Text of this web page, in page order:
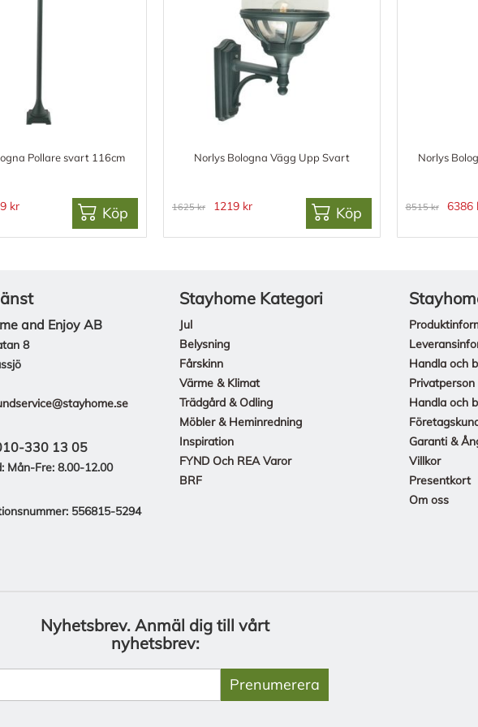
Pollare svart 116cm
kr Köp
Norlys Bologna Vägg Upp Svart
1625 kr 1219 kr Köp
Norlys
8515 kr 6386
and Enjoy AB
8
330 13 05
Mån-Fre: 8.00-12.00
556815-5294
Stayhome Kategori
Jul
Belysning
Fårskinn
Värme & Klimat
Trädgård & Odling
Möbler & Heminredning
Inspiration
FYND Och REA Varor
BRF
Handla och
Privatperson
Handla och
Garanti &
Villkor
Presentkort
Om oss
Nyhetsbrev. Anmäl dig till vårt
nyhetsbrev:
Prenumerera